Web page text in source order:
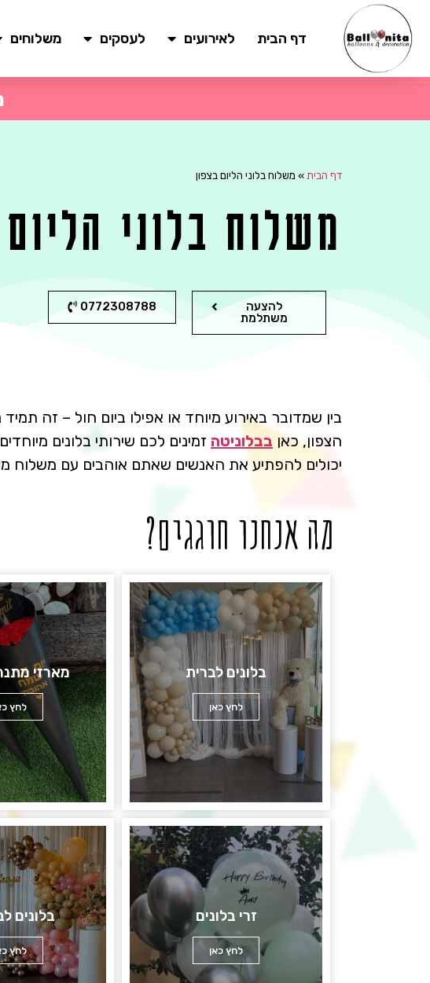
דף הבית לאירועים לעסקים משלוחים
דף הבית » משלוח בלוני הליום בצפון
משלוח בלוני
להצעה
משתלמת
0772308788
בין שמדובר באירוע מיוחד או אפילו ביום חול – זה
הצפון, כאן בבלוניטה זמינים לכם שירותי בלונים
יכולים להפתיע את האנשים שאתם אוהבים עם משלוח
מה אנחנו חוגגים?
בלונים לברית
לחץ כאן
מארזי
לחץ
זרי בלונים
לחץ כאן
בלונים
לחץ